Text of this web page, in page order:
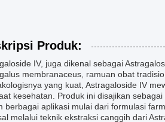
Produk:
IV, juga dikenal sebagai
membranaceus, ramuan obat
yang kuat, Astragaloside IV
kesehatan. Produk ini disajikan
berbagai aplikasi mulai dari formulasi
melalui teknik ekstraksi canggih dari